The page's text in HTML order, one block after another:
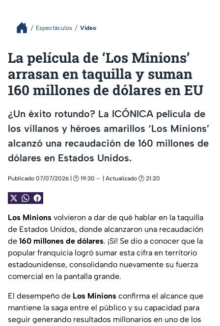
Espectáculos Video
La película de ‘Los Minions’
arrasan en taquilla y suman
160 millones de dólares en EU
¿Un éxito rotundo? La ICÓNICA película de
los villanos y héroes amarillos ‘Los Minions’
alcanzó una recaudación de 160 millones de
dólares en Estados Unidos.
Publicado 07/07/2026 | 🕑 19:30 | Actualizado 🕑 21:20
Los Minions volvieron a dar de qué hablar en la taquilla
de Estados Unidos, donde alcanzaron una recaudación
de 160 millones de dólares. ¡Sí! Se dio a conocer que la
popular franquicia logró sumar esta cifra en territorio
estadounidense, consolidando nuevamente su fuerza
comercial en la pantalla grande.
El desempeño de Los Minions confirma el alcance que
mantiene la saga entre el público y su capacidad para
seguir generando resultados millonarios en uno de los